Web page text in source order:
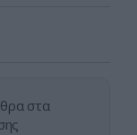
στα